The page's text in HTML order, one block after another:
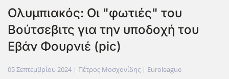
Ολυμπιακός: Οι "φωτιές" του
Βούτσεβιτς για την υποδοχή του
Εβάν Φουρνιέ (pic)
05 Σεπτεμβρίου 2024 | Πέτρος Μοσχονίδης | Euroleague